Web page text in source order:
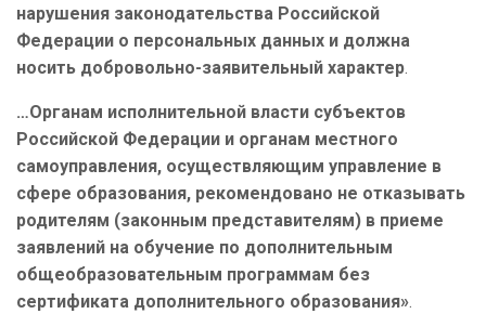
нарушения законодательства Российской
Федерации о персональных данных и должна
носить добровольно-заявительный характер.
…Органам исполнительной власти субъектов
Российской Федерации и органам местного
самоуправления, осуществляющим управление в
сфере образования, рекомендовано не отказывать
родителям (законным представителям) в приеме
заявлений на обучение по дополнительным
общеобразовательным программам без
сертификата дополнительного образования».